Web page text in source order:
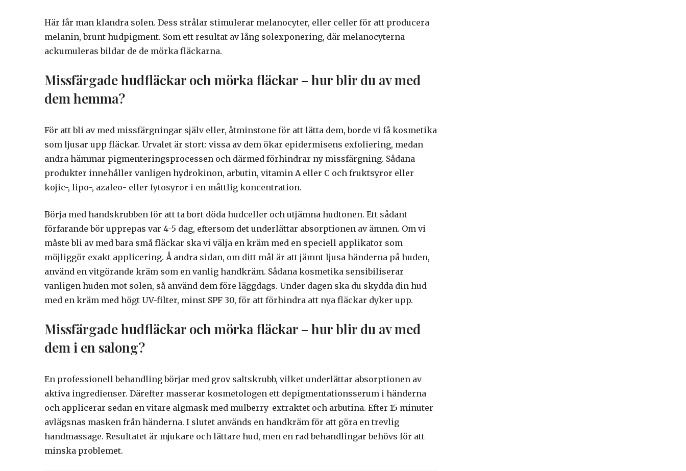
Här får man klandra solen. Dess strålar stimulerar melanocyter, eller celler för att producera
melanin, brunt hudpigment. Som ett resultat av lång solexponering, där melanocyterna
ackumuleras bildar de de mörka fläckarna.
Missfärgade hudfläckar och mörka fläckar – hur blir du av med
dem hemma?
För att bli av med missfärgningar själv eller, åtminstone för att lätta dem, borde vi få kosmetika
som ljusar upp fläckar. Urvalet är stort: ​​vissa av dem ökar epidermisens exfoliering, medan
andra hämmar pigmenteringsprocessen och därmed förhindrar ny missfärgning. Sådana
produkter innehåller vanligen hydrokinon, arbutin, vitamin A eller C och fruktsyror eller
kojic-, lipo-, azaleo- eller fytosyror i en måttlig koncentration.
Börja med handskrubben för att ta bort döda hudceller och utjämna hudtonen. Ett sådant
förfarande bör upprepas var 4-5 dag, eftersom det underlättar absorptionen av ämnen. Om vi ​​
måste bli av med bara små fläckar ska vi välja en kräm med en speciell applikator som
möjliggör exakt applicering. Å andra sidan, om ditt mål är att jämnt ljusa händerna på huden,
använd en vitgörande kräm som en vanlig handkräm. Sådana kosmetika sensibiliserar
vanligen huden mot solen, så använd dem före läggdags. Under dagen ska du skydda din hud
med en kräm med högt UV-filter, minst SPF 30, för att förhindra att nya fläckar dyker upp.
Missfärgade hudfläckar och mörka fläckar – hur blir du av med
dem i en salong?
En professionell behandling börjar med grov saltskrubb, vilket underlättar absorptionen av
aktiva ingredienser. Därefter masserar kosmetologen ett depigmentationsserum i händerna
och applicerar sedan en vitare algmask med mulberry-extraktet och arbutina. Efter 15 minuter
avlägsnas masken från händerna. I slutet används en handkräm för att göra en trevlig
handmassage. Resultatet är mjukare och lättare hud, men en rad behandlingar behövs för att
minska problemet.